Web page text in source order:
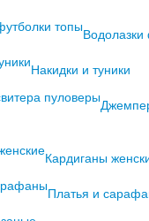
Водолазки
Накидки и туники
Кардиганы
Платья и